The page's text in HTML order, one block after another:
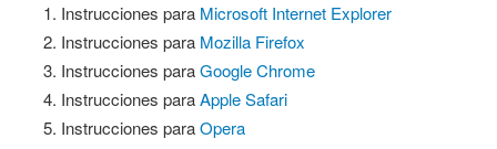
Instrucciones para Microsoft Internet Explorer
Instrucciones para Mozilla Firefox
Instrucciones paraGoogle Chrome
Instrucciones paraApple Safari
Instrucciones paraOpera